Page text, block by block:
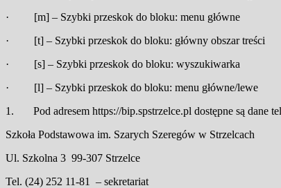
· [m] – Szybki przeskok do bloku: menu główne
· [t] – Szybki przeskok do bloku: główny obszar treści
· [s] – Szybki przeskok do bloku: wyszukiwarka
· [l] – Szybki przeskok do bloku: menu główne/lewe
1. Pod adresem https://bip.spstrzelce.pl dostępne są dane
Szkoła Podstawowa im. Szarych Szeregów w Strzelcach
Ul. Szkolna 3 99-307 Strzelce
Tel. (24) 252 11-81 – sekretariat